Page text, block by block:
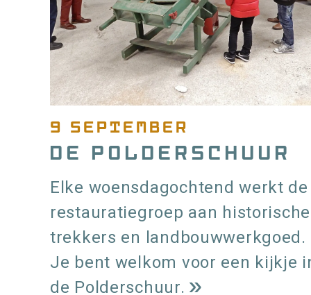
9 september
De Polderschuur
Elke woensdagochtend werkt de
restauratiegroep aan historische
trekkers en landbouwwerkgoed.
Je bent welkom voor een kijkje
de Polderschuur.